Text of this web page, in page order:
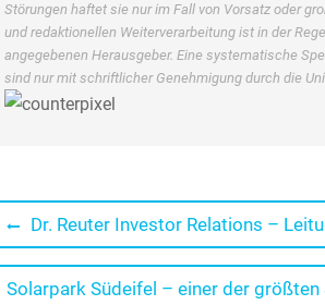
Störungen haftet sie nur im Fall von Vorsatz oder
und redaktionellen Weiterverarbeitung ist in der
angegebenen Herausgeber. Eine systematische
sind nur mit schriftlicher Genehmigung durch die
Beitragsnavigation
Previous
post:
Dr. Reuter Investor Relations –
Next
Solarpark Südeifel – einer der